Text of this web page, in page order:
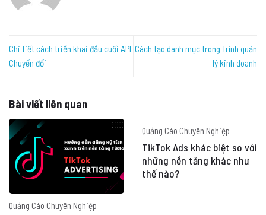
Chi tiết cách triển khai đầu cuối API
Chuyển đổi
Cách tạo danh mục trong Trình quản
lý kinh doanh
Bài viết liên quan
Quảng Cáo Chuyên Nghiệp
Quảng Cáo Chuyên Nghiệp
TikTok Ads khác biệt so với
những nền tảng khác như
thế nào?